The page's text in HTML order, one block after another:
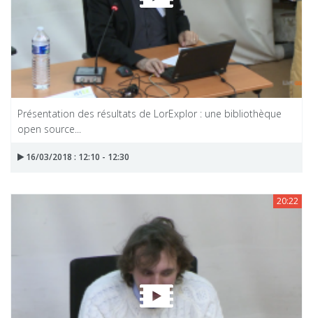
Présentation des résultats de LorExplor : une bibliothèque
open source...
16/03/2018 : 12:10 - 12:30
20:22